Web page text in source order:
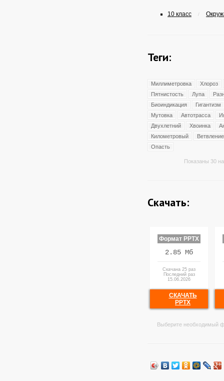
10 класс /
Теги:
Миллиметровка
Хлороз
Пятнистость
Лупа
Биоиндикация
Гигантизм
Мутовка
Автотрасса
Двухлетний
Хвоинка
Километровый
Ветвление
Опасть
Показаны 30
Скачать:
Формат PPTX
2.85 Мб
Скачана 25 раз
Последний раз
15.06.2026
СКАЧАТЬ
PPTX
Выберите необходимый